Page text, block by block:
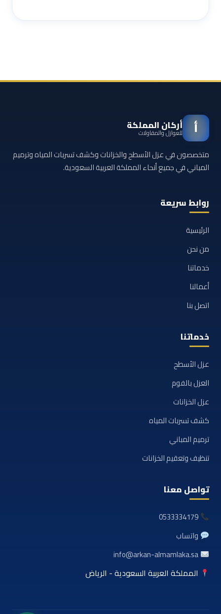
أ أركان المملكة
للعوازل والمقاولات
متخصصون في عزل الأسطح والخزانات وكشف تسربات المياه وترميم
المباني في جميع أنحاء المملكة العربية السعودية.
روابط سريعة
الرئيسية
من نحن
خدماتنا
أعمالنا
اتصل بنا
خدماتنا
عزل الأسطح
العزل بالفوم
عزل الخزانات
كشف تسربات المياه
ترميم المباني
تنظيف وتعقيم الخزانات
تواصل معنا
0533334179
واتساب
info@arkan-almamlaka.sa
المملكة العربية السعودية - الرياض